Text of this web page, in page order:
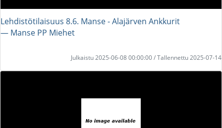
Lehdistötilaisuus 8.6. Manse - Alajärven Ankkurit
― Manse PP Miehet
Julkaistu 2025-06-08 00:00:00 / Tallennettu 2025-07-14